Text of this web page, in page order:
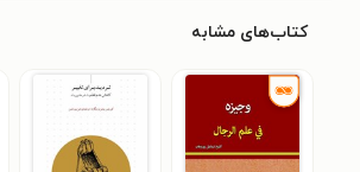
کتاب‌های مشابه